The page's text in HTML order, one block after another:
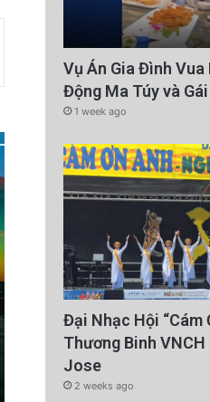
Hạn chế
Vụ Án Gia Đình
Động Ma Túy và
1 week ago
Đại Nhạc Hội “Cám
Thương Binh
Jose
2 weeks ago